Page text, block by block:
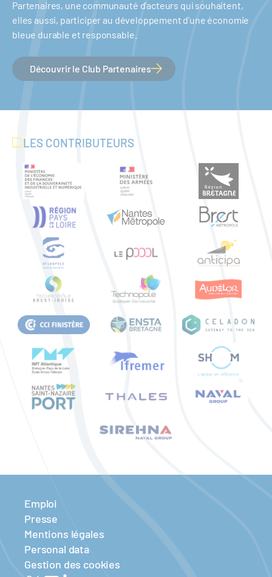
Partenaires, une communauté d'acteurs qui souhaitent,
elles aussi, participer au développement d'une économie
bleue durable et responsable.
Découvrir le Club Partenaires
LES CONTRIBUTEURS
Emploi
Presse
Mentions légales
Personal data
Gestion des cookies